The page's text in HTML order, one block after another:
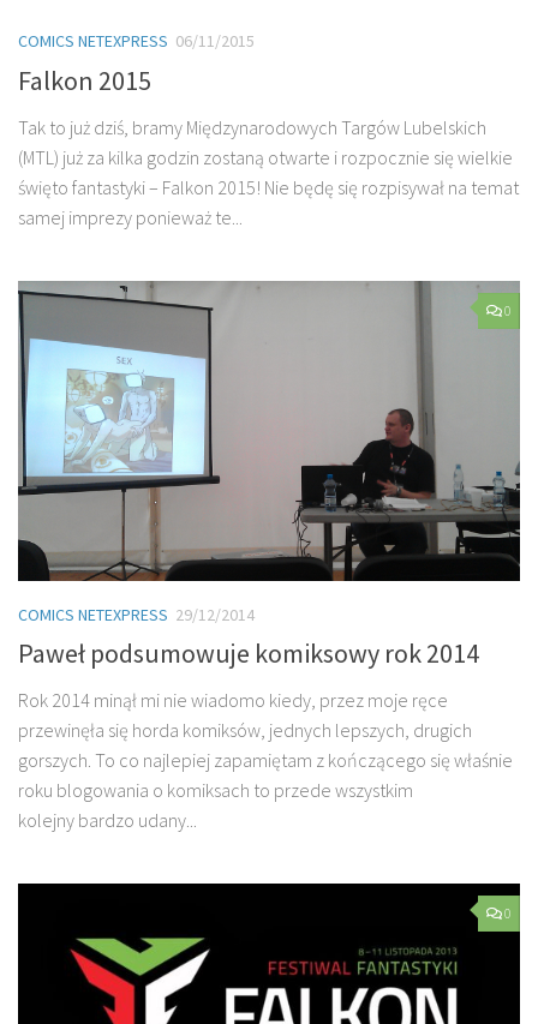
COMICS NETEXPRESS 06/11/2015
Falkon 2015
Tak to już dziś, bramy Międzynarodowych Targów Lubelskich
(MTL) już za kilka godzin zostaną otwarte i rozpocznie się wielkie
święto fantastyki – Falkon 2015! Nie będę się rozpisywał na temat
samej imprezy ponieważ te...
0
COMICS NETEXPRESS 29/12/2014
Paweł podsumowuje komiksowy rok 2014
Rok 2014 minął mi nie wiadomo kiedy, przez moje ręce
przewinęła się horda komiksów, jednych lepszych, drugich
gorszych. To co najlepiej zapamiętam z kończącego się właśnie
roku blogowania o komiksach to przede wszystkim
kolejny bardzo udany...
0